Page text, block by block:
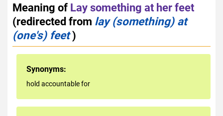
Meaning of Lay something at her feet
(redirected from lay (something) at
(one's) feet)
Synonyms:
hold accountable for